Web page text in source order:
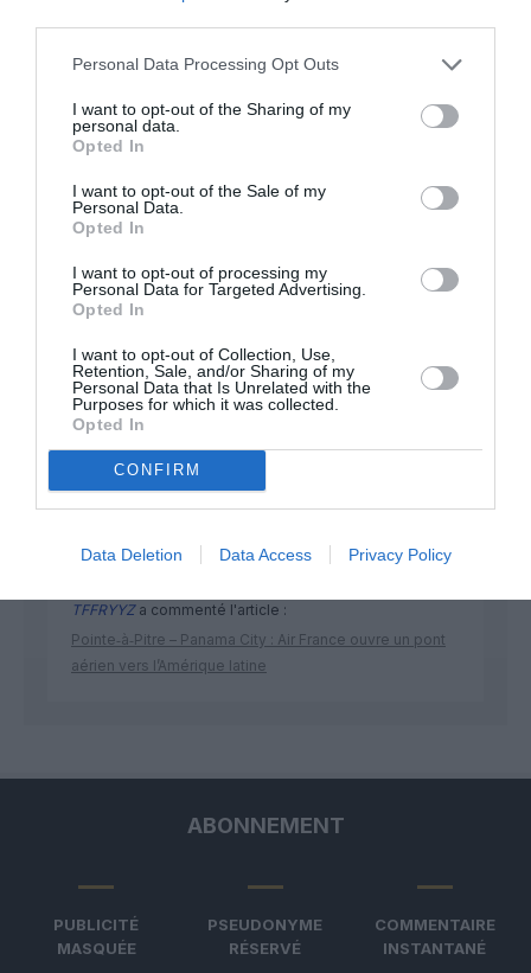
Personal Data Processing Opt Outs
I want to opt-out of the Sharing of my
personal data.
Opted In
I want to opt-out of the Sale of my
Personal Data.
Opted In
I want to opt-out of processing my
Personal Data for Targeted Advertising.
Opted In
I want to opt-out of Collection, Use,
Retention, Sale, and/or Sharing of my
Personal Data that Is Unrelated with the
Purposes for which it was collected.
Opted In
CONFIRM
Data Deletion Data Access Privacy Policy
Appel aux lecteurs !
Soutenez Air Journal participez
NOUS SOUTENIR
DERNIERS COMMENTAIRES
Manfoua commenté l'article :
Pyramides, croisières et mer Rouge : l’Égypte mise sur
TFFRYYZa commenté l'article :
Pointe‑à‑Pitre – Panama City : Air France ouvre un pont
aérien vers l’Amérique latine
ABONNEMENT
PUBLICITÉ
MASQUÉE
PSEUDONYME
RÉSERVÉ
COMMENTAIRE
INSTANTANÉ